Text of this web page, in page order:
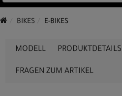
BIKES E-BIKES
MODELL PRODUKTDETAILS
FRAGEN ZUM ARTIKEL